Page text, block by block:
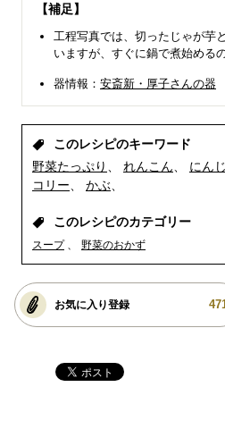
【補足】
工程写真では、切ったじゃが芋
いますが、すぐに鍋で煮始める
器情報： 安斎新・厚子さんの器
このレシピのキーワード
野菜たっぷり
れんこん にん
コリー
かぶ
このレシピのカテゴリー
スープ 野菜のおかず
お気に入り登録